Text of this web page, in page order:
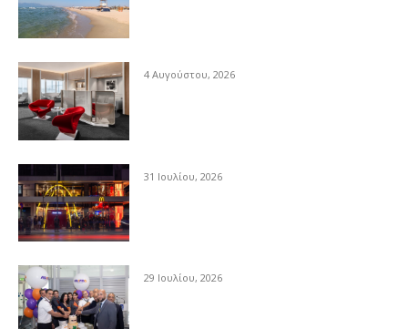
4 Αυγούστου, 2026
31 Ιουλίου, 2026
29 Ιουλίου, 2026